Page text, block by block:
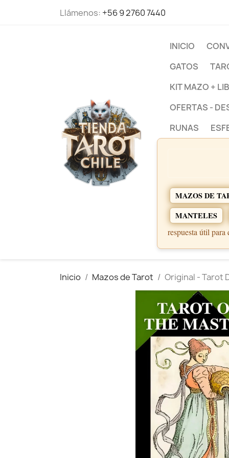
Llámenos: +56 9 2760 7440
INICIO
GATOS
KIT MAZO +
OFERTAS -
RUNAS
MAZOS DE
MANTELES
respuesta útil para
Inicio Mazos de Tarot Original - Tarot